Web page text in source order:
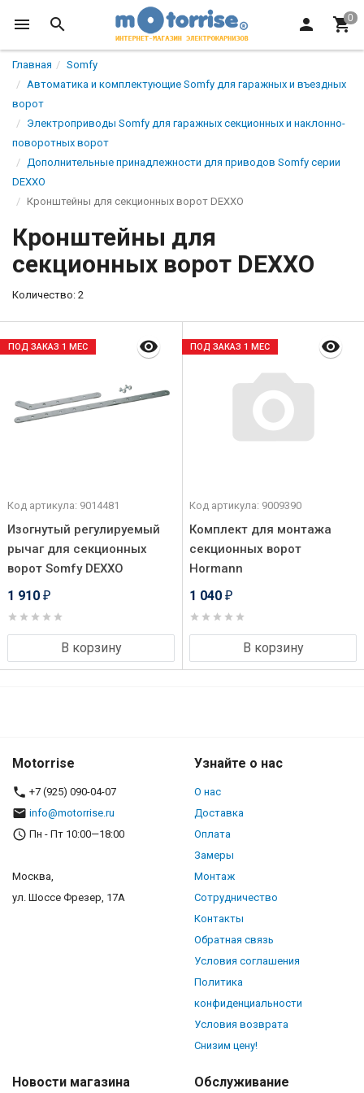
Главная
Somfy
Автоматика и комплектующие Somfy для гаражных и въездных
ворот
Электроприводы Somfy для гаражных секционных и наклонно-
поворотных ворот
Дополнительные принадлежности для приводов Somfy серии
DEXXO
Кронштейны для секционных ворот DEXXO
Кронштейны для
секционных ворот DEXXO
Количество: 2
Код артикула: 9014481
Изогнутый регулируемый
рычаг для секционных
ворот Somfy DEXXO
1 910 ₽
В корзину
ПОД ЗАКАЗ 1 МЕС
Код артикула: 9009390
Комплект для монтажа
секционных ворот
Hormann
1 040 ₽
В корзину
ПОД ЗАКАЗ 1 МЕС
Motorrise
+7 (925) 090-04-07
info@motorrise.ru
Пн - Пт 10:00—18:00
Москва,
ул. Шоссе Фрезер, 17А
Узнайте о нас
О нас
Доставка
Оплата
Замеры
Монтаж
Сотрудничество
Контакты
Обратная связь
Условия соглашения
Политика
конфиденциальности
Условия возврата
Снизим цену!
Новости магазина Обслуживание